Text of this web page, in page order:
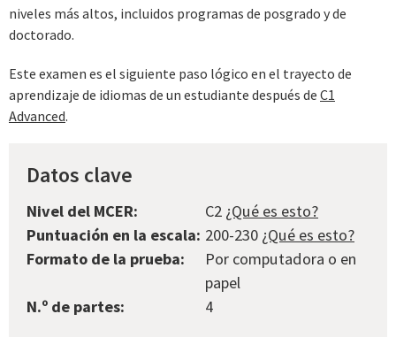
niveles más altos, incluidos programas de posgrado y de
doctorado.
Este examen es el siguiente paso lógico en el trayecto de
aprendizaje de idiomas de un estudiante después de C1
Advanced.
Datos clave
Nivel del MCER: C2 ¿Qué es esto?
Puntuación en la escala: 200-230 ¿Qué es esto?
Formato de la prueba:
Por computadora o en
papel
N.º de partes:
4